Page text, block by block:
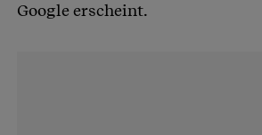
Google erscheint.